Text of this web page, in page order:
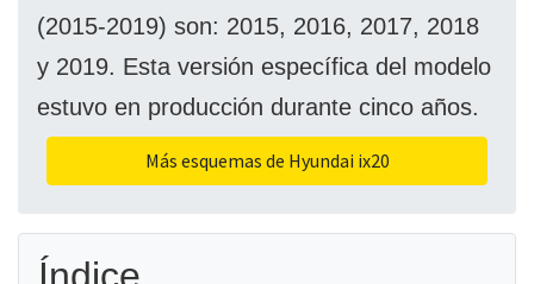
(2015-2019) son: 2015, 2016, 2017, 2018
y 2019. Esta versión específica del modelo
estuvo en producción durante cinco años.
Más esquemas de Hyundai ix20